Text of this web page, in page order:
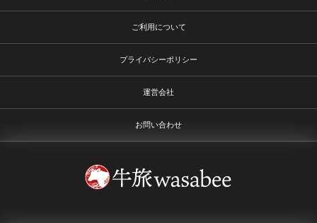
ご利用について
プライバシーポリシー
運営会社
お問い合わせ